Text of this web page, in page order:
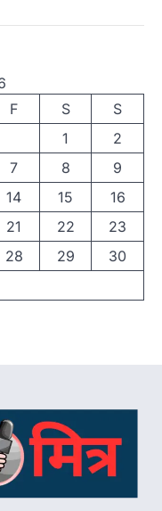
F S
S
1
2
7 8
9
14 15
16
21 22
23
28 29
30